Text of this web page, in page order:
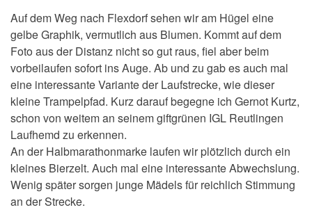
Auf dem Weg nach Flexdorf sehen wir am Hügel eine
gelbe Graphik, vermutlich aus Blumen. Kommt auf dem
Foto aus der Distanz nicht so gut raus, fiel aber beim
vorbeilaufen sofort ins Auge. Ab und zu gab es auch mal
eine interessante Variante der Laufstrecke, wie dieser
kleine Trampelpfad. Kurz darauf begegne ich Gernot Kurtz,
schon von weitem an seinem giftgrünen IGL Reutlingen
Laufhemd zu erkennen.
An der Halbmarathonmarke laufen wir plötzlich durch ein
kleines Bierzelt. Auch mal eine interessante Abwechslung.
Wenig später sorgen junge Mädels für reichlich Stimmung
an der Strecke.